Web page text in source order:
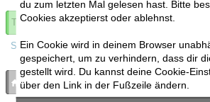
du zum letzten Mal gelesen hast. Bitte
Cookies akzeptierst oder ablehnst.
Ein Cookie wird in deinem Browser
gespeichert, um zu verhindern, dass dir
gestellt wird. Du kannst deine Cookie-
über den Link in der Fußzeile ändern.
Thema abonnieren
Spoilers
bronies.de